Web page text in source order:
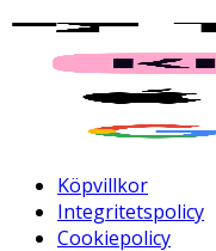
Köpvillkor
Integritetspolicy
Cookiepolicy